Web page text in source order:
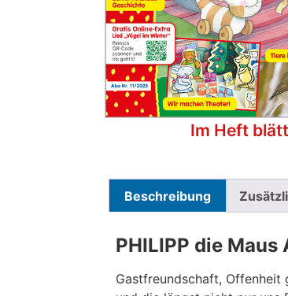
Im Heft
Beschreibung
PHILIPP die
Gastfreundschaft, Offenheit